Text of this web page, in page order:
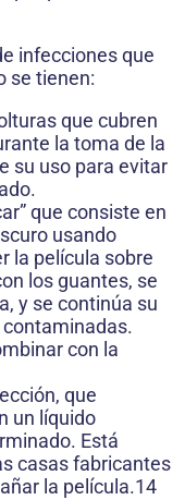
infecciones que
se tienen:
que cubren
la toma de la
su uso para evitar
que consiste en
usando
la película sobre
los guantes, se
y se continúa su
con la
que
un líquido
Está
casas fabricantes
la película.14